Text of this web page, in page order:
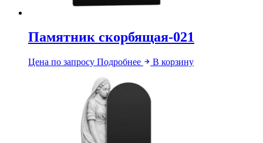
Памятник скорбящая-021
Цена по запросу Подробнее В корзину